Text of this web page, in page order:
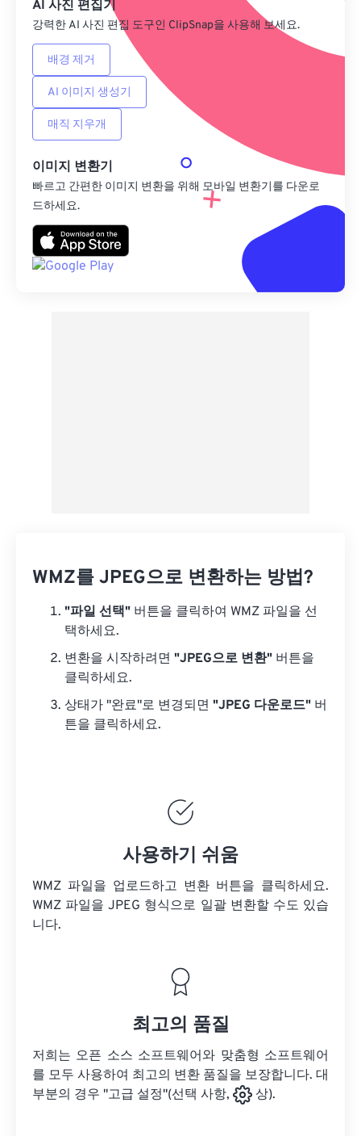
AI 사진 편집기
강력한 AI 사진 편집 도구인 ClipSnap을 사용해 보세요.
배경 제거
AI 이미지 생성기
매직 지우개
이미지 변환기
빠르고 간편한 이미지 변환을 위해 모바일 변환기를 다운로
드하세요.
WMZ를 JPEG으로 변환하는 방법?
"파일 선택" 버튼을 클릭하여 WMZ 파일을 선
택하세요.
변환을 시작하려면 "JPEG으로 변환" 버튼을
클릭하세요.
상태가 "완료"로 변경되면 "JPEG 다운로드" 버
튼을 클릭하세요.
사용하기 쉬움
WMZ 파일을 업로드하고 변환 버튼을 클릭하세요.
WMZ 파일을 JPEG 형식으로 일괄 변환할 수도 있습
니다.
최고의 품질
저희는 오픈 소스 소프트웨어와 맞춤형 소프트웨어
를 모두 사용하여 최고의 변환 품질을 보장합니다. 대
부분의 경우 "고급 설정"(선택 사항,
상).